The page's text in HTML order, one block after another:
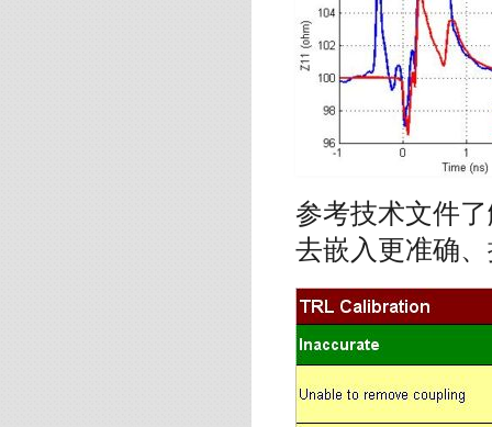
参考技术文件
去嵌入更准确